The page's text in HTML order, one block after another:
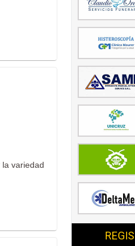
variedad